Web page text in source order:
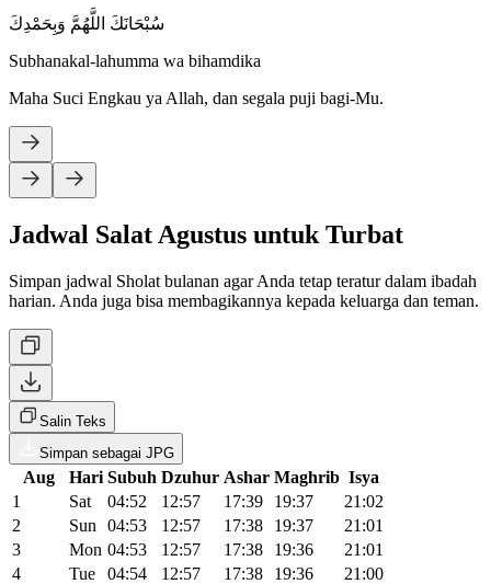
سُبْحَانَكَ اللَّهُمَّ وَبِحَمْدِكَ
Subhanakal-lahumma wa bihamdika
Maha Suci Engkau ya Allah, dan segala puji bagi-Mu.
Jadwal Salat Agustus untuk Turbat
Simpan jadwal Sholat bulanan agar Anda tetap teratur dalam ibadah
harian. Anda juga bisa membagikannya kepada keluarga dan teman.
Salin Teks
Simpan sebagai JPG
Aug Hari Subuh Dzuhur Ashar Maghrib Isya
1
Sat 04:52 12:57 17:39 19:37
21:02
2
Sun 04:53 12:57 17:38 19:37
21:01
3
Mon 04:53 12:57 17:38 19:36
21:01
4
Tue 04:54 12:57 17:38 19:36
21:00